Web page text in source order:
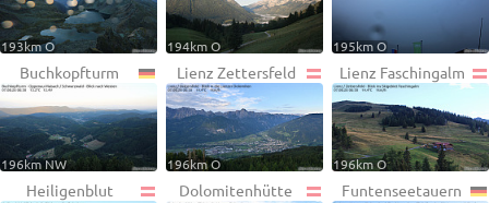
193km O 194km O 195km O
Buchkopfturm
196km NW
Lienz Zettersfeld
196km O
Lienz Faschingalm
196km O
Heiligenblut Dolomitenhütte Funtenseetauern